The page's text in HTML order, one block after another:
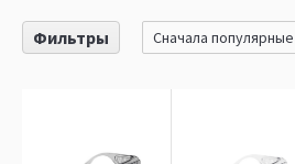
Фильтры Сначала популярные